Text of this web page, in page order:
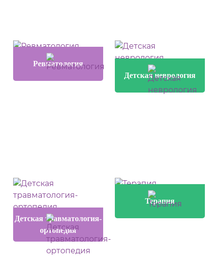
Ревматология
Детская неврология
Детская травматология-
ортопедия
Терапия